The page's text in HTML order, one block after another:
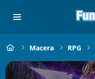
Macera RPG